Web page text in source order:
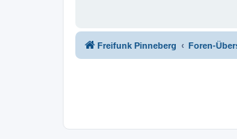
Freifunk Pinneberg Foren-